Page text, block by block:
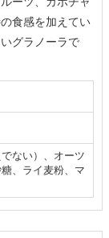
食感を加えてい
グラノーラで
ない）、オーツ
、ライ麦粉、マ